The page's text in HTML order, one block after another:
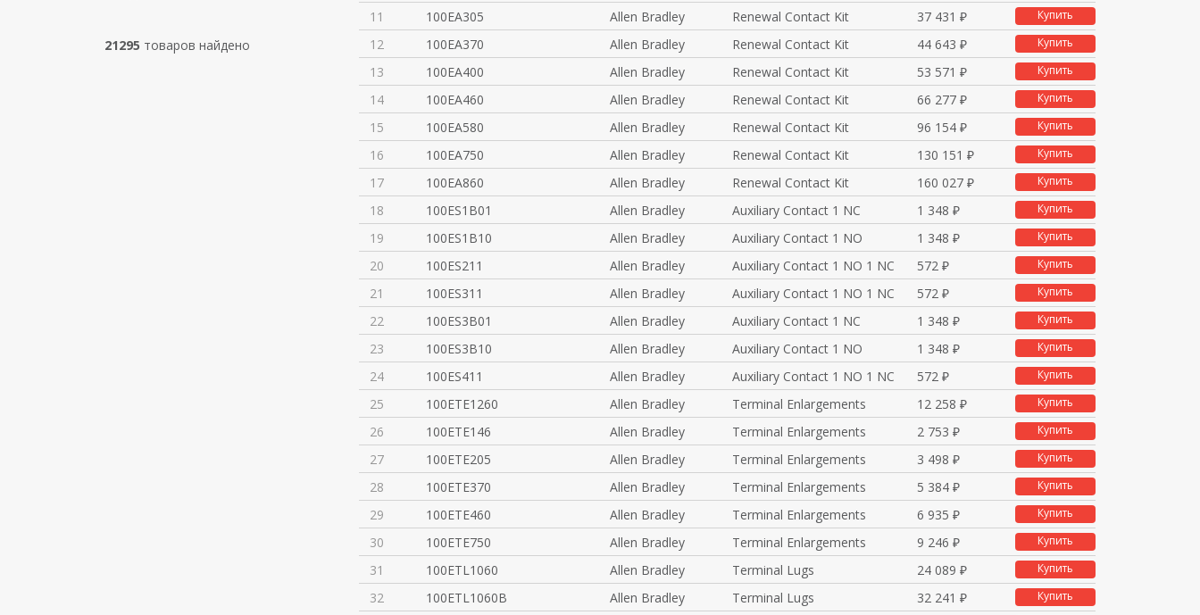
21295 товаров найдено
11 100EA305 Allen Bradley Renewal Contact Kit 37 431 ₽ Купить
12 100EA370 Allen Bradley Renewal Contact Kit 44 643 ₽ Купить
13 100EA400 Allen Bradley Renewal Contact Kit 53 571 ₽ Купить
14 100EA460 Allen Bradley Renewal Contact Kit 66 277 ₽ Купить
15 100EA580 Allen Bradley Renewal Contact Kit 96 154 ₽ Купить
16 100EA750 Allen Bradley Renewal Contact Kit 130 151 ₽ Купить
17 100EA860 Allen Bradley Renewal Contact Kit 160 027 ₽ Купить
18 100ES1B01 Allen Bradley Auxiliary Contact 1 NC 1 348 ₽ Купить
19 100ES1B10 Allen Bradley Auxiliary Contact 1 NO 1 348 ₽ Купить
20 100ES211 Allen Bradley Auxiliary Contact 1 NO 1 NC 572 ₽ Купить
21 100ES311 Allen Bradley Auxiliary Contact 1 NO 1 NC 572 ₽ Купить
22 100ES3B01 Allen Bradley Auxiliary Contact 1 NC 1 348 ₽ Купить
23 100ES3B10 Allen Bradley Auxiliary Contact 1 NO 1 348 ₽ Купить
24 100ES411 Allen Bradley Auxiliary Contact 1 NO 1 NC 572 ₽ Купить
25 100ETE1260 Allen Bradley Terminal Enlargements 12 258 ₽ Купить
26 100ETE146 Allen Bradley Terminal Enlargements 2 753 ₽ Купить
27 100ETE205 Allen Bradley Terminal Enlargements 3 498 ₽ Купить
28 100ETE370 Allen Bradley Terminal Enlargements 5 384 ₽ Купить
29 100ETE460 Allen Bradley Terminal Enlargements 6 935 ₽ Купить
30 100ETE750 Allen Bradley Terminal Enlargements 9 246 ₽ Купить
31 100ETL1060 Allen Bradley Terminal Lugs 24 089 ₽ Купить
32 100ETL1060B Allen Bradley Terminal Lugs 32 241 ₽ Купить